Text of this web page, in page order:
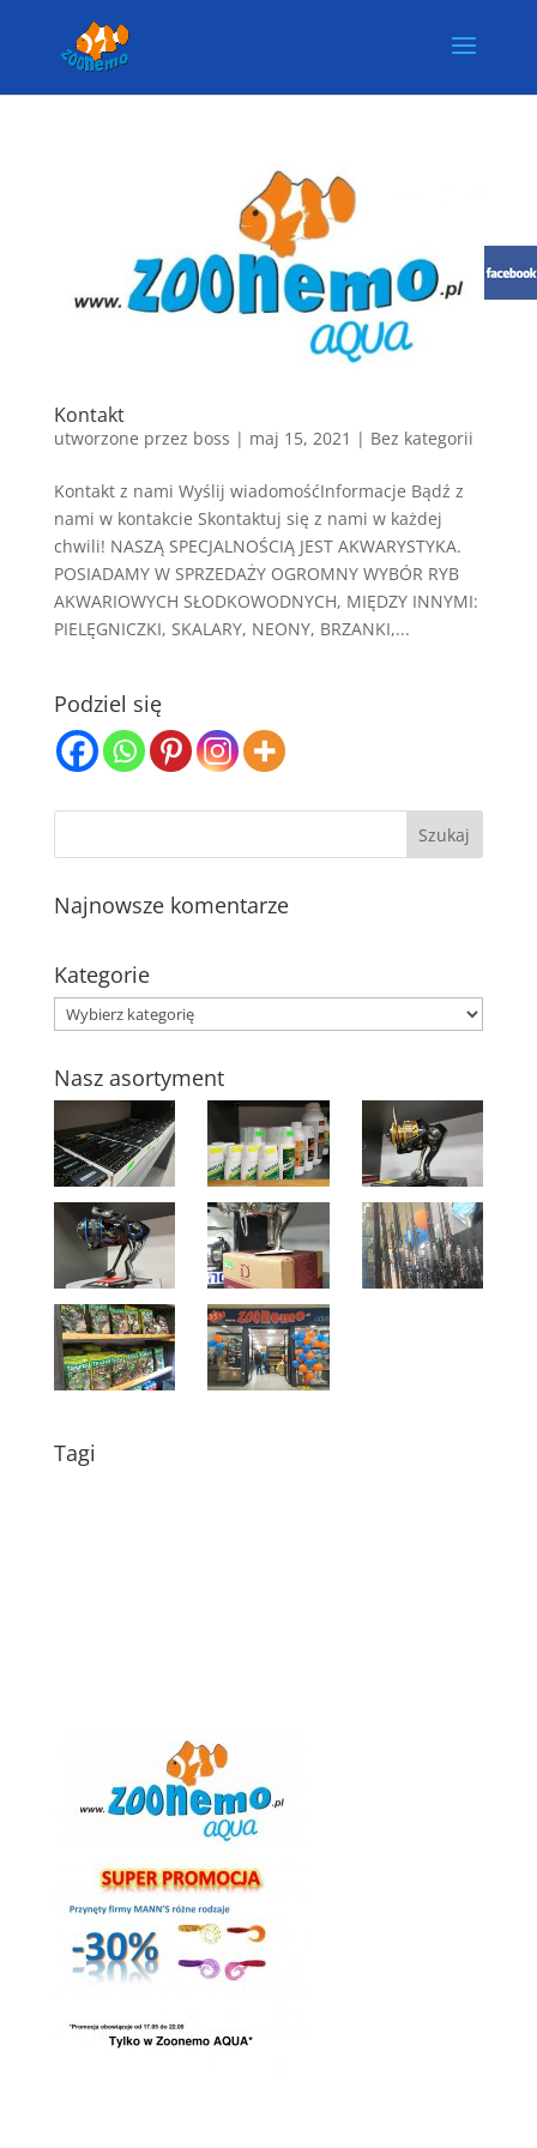
Kontakt
utworzone przez boss | maj 15, 2021 | Bez kategorii
Kontakt z nami Wyślij wiadomośćInformacje Bądź z
nami w kontakcie Skontaktuj się z nami w każdej
chwili! NASZĄ SPECJALNOŚCIĄ JEST AKWARYSTYKA.
POSIADAMY W SPRZEDAŻY OGROMNY WYBÓR RYB
AKWARIOWYCH SŁODKOWODNYCH, MIĘDZY INNYMI:
PIELĘGNICZKI, SKALARY, NEONY, BRZANKI,...
Podziel się
Najnowsze komentarze
Kategorie
Kategorie
Nasz asortyment
Tagi